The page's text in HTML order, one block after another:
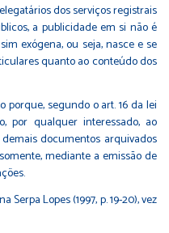
dos serviços registrais
a publicidade em si não é
exógena, ou seja, nasce e se
quanto ao conteúdo dos
porque, segundo o art. 16 da lei
por qualquer interessado, ao
documentos arquivados
mediante a emissão de
Lopes (1997, p. 19-20), vez